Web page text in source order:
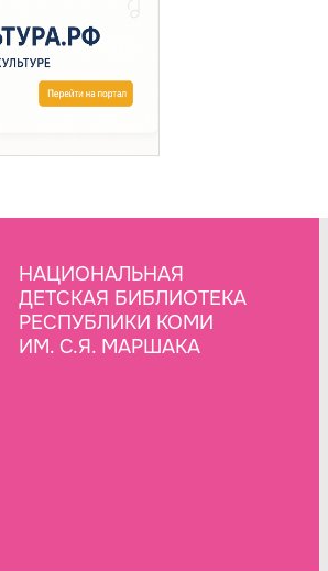
НАЦИОНАЛЬНАЯ
ДЕТСКАЯ БИБЛИОТЕКА
РЕСПУБЛИКИ КОМИ
ИМ. С.Я. МАРШАКА